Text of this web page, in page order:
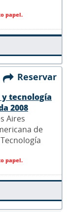
papel.
Reservar
tecnología
2008
Aires
de
papel.